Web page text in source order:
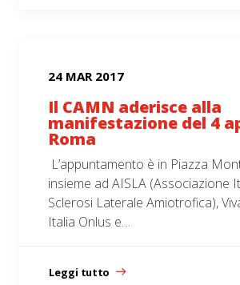
24 MAR 2017
Il CAMN aderisce alla
manifestazione del 4
Roma
L’appuntamento è in Piazza
insieme ad AISLA (Associazione
Sclerosi Laterale Amiotrofica),
Italia Onlus e…
Leggi tutto